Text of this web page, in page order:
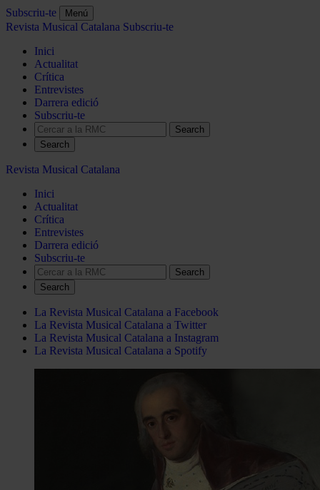
Subscriu-te Menú
Revista Musical Catalana Subscriu-te
Inici
Actualitat
Crítica
Entrevistes
Darrera edició
Subscriu-te
Search
Revista Musical Catalana
Inici
Actualitat
Crítica
Entrevistes
Darrera edició
Subscriu-te
Search
La Revista Musical Catalana a Facebook
La Revista Musical Catalana a Twitter
La Revista Musical Catalana a Instagram
La Revista Musical Catalana a Spotify